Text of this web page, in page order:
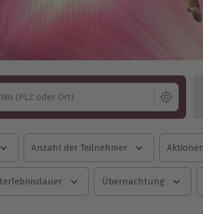
Wo (PLZ oder Ort)
Anzahl der Teilnehmer Aktionen
Übernachtung